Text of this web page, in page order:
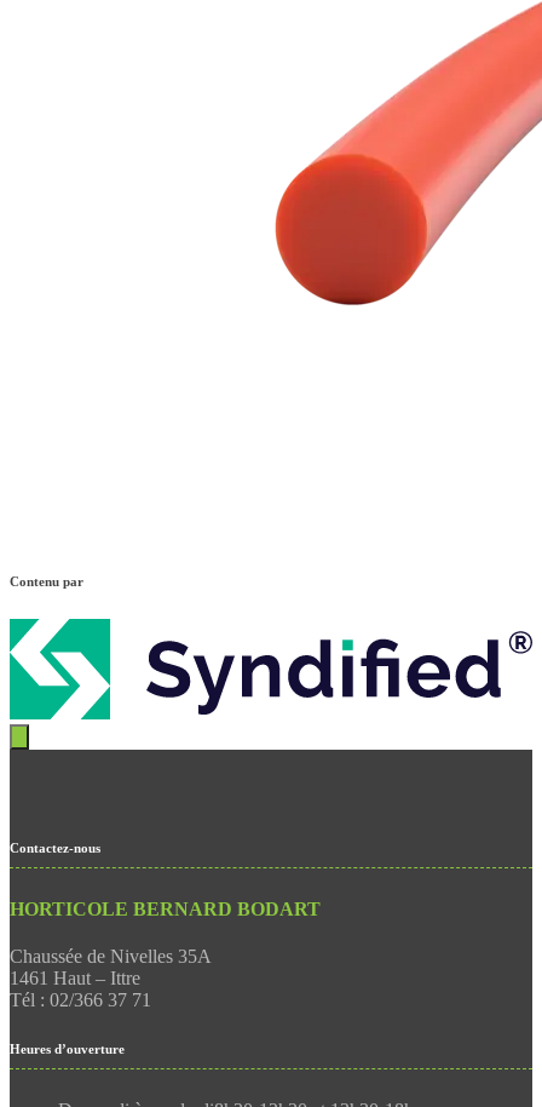
Contenu par
Contactez-nous
HORTICOLE BERNARD BODART
Chaussée de Nivelles 35A
1461 Haut – Ittre
Tél : 02/366 37 71
Heures d’ouverture